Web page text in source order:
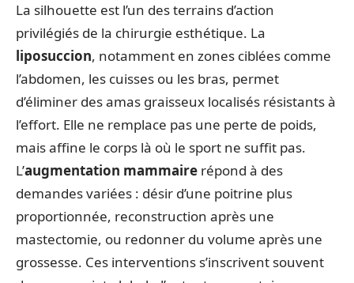
La silhouette est l’un des terrains d’action
privilégiés de la chirurgie esthétique. La
liposuccion, notamment en zones ciblées comme
l’abdomen, les cuisses ou les bras, permet
d’éliminer des amas graisseux localisés résistants à
l’effort. Elle ne remplace pas une perte de poids,
mais affine le corps là où le sport ne suffit pas.
L’augmentation mammaire répond à des
demandes variées : désir d’une poitrine plus
proportionnée, reconstruction après une
mastectomie, ou redonner du volume après une
grossesse. Ces interventions s’inscrivent souvent